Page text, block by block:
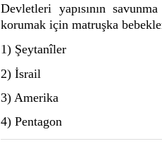
Devletleri yapısının
korumak için matruşka
1) Şeytanîler
2) İsrail
3) Amerika
4) Pentagon